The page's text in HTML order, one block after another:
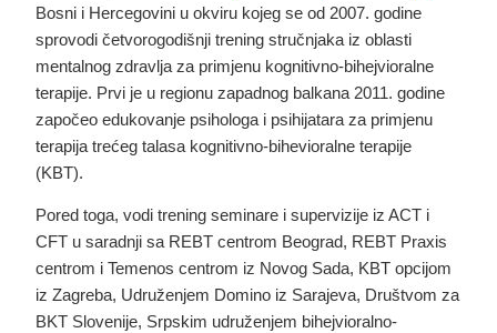
Bosni i Hercegovini u okviru kojeg se od 2007. godine
sprovodi četvorogodišnji trening stručnjaka iz oblasti
mentalnog zdravlja za primjenu kognitivno-bihejvioralne
terapije. Prvi je u regionu zapadnog balkana 2011. godine
započeo edukovanje psihologa i psihijatara za primjenu
terapija trećeg talasa kognitivno-bihevioralne terapije
(KBT).
Pored toga, vodi trening seminare i supervizije iz ACT i
CFT u saradnji sa REBT centrom Beograd, REBT Praxis
centrom i Temenos centrom iz Novog Sada, KBT opcijom
iz Zagreba, Udruženjem Domino iz Sarajeva, Društvom za
BKT Slovenije, Srpskim udruženjem bihejvioralno-